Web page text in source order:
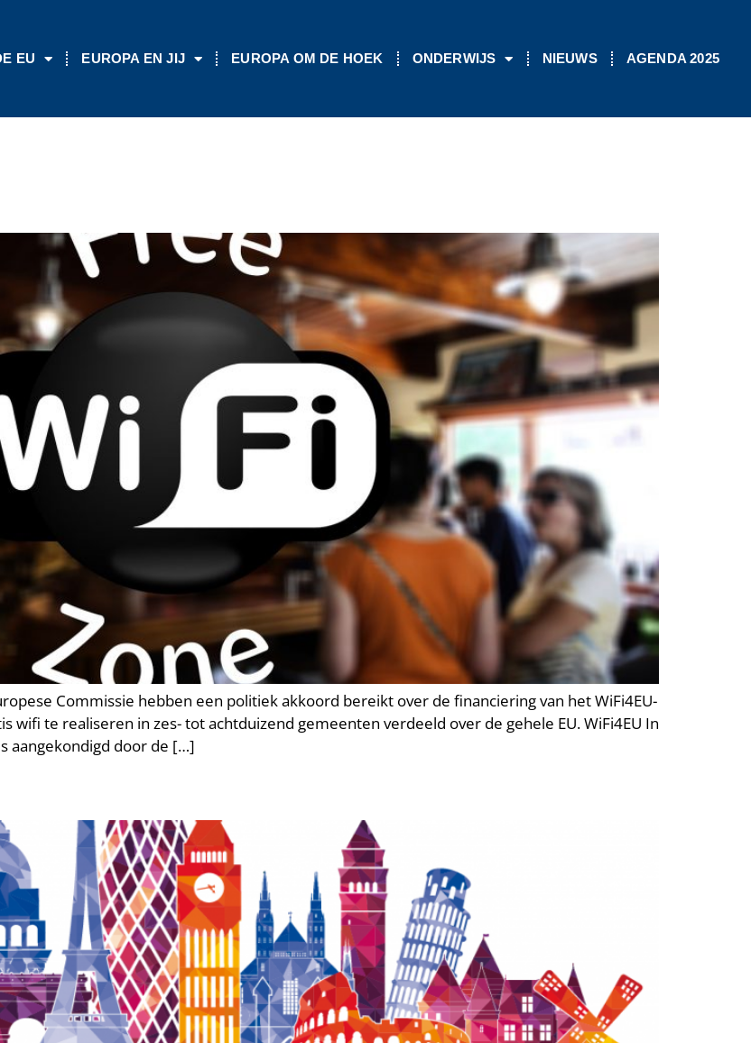
EU EUROPA EN JIJ EUROPA OM DE HOEK ONDERWIJS NIEUWS AGENDA 2025
Commissie hebben een politiek akkoord bereikt over de financiering van het WiFi4EU-
wifi te realiseren in zes- tot achtduizend gemeenten verdeeld over de gehele EU. WiFi4EU In
aangekondigd door de […]